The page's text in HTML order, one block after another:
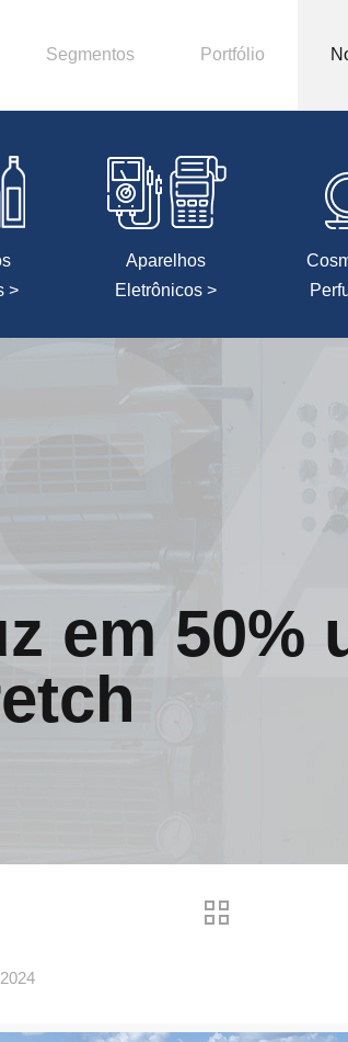
Segmentos Portfólio
>
Aparelhos
Eletrônicos >
em 50%